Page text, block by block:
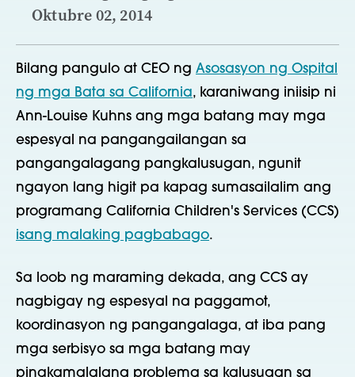
Oktubre 02, 2014
Bilang pangulo at CEO ng Asosasyon ng Ospital
ng mga Bata sa California, karaniwang iniisip ni
Ann-Louise Kuhns ang mga batang may mga
espesyal na pangangailangan sa
pangangalagang pangkalusugan, ngunit
ngayon lang higit pa kapag sumasailalim ang
programang California Children's Services (CCS)
isang malaking pagbabago.
Sa loob ng maraming dekada, ang CCS ay
nagbigay ng espesyal na paggamot,
koordinasyon ng pangangalaga, at iba pang
mga serbisyo sa mga batang may
pinakamalalang problema sa kalusugan sa